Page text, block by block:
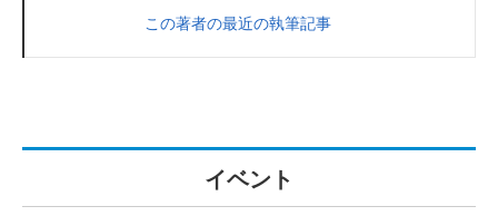
この著者の最近の執筆記事
イベント